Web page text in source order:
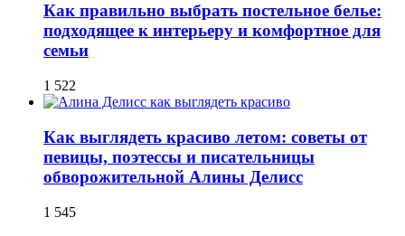
Как правильно выбрать постельное белье:
подходящее к интерьеру и комфортное для
семьи
1 522
Как выглядеть красиво летом: советы от
певицы, поэтессы и писательницы
обворожительной Алины Делисс
1 545